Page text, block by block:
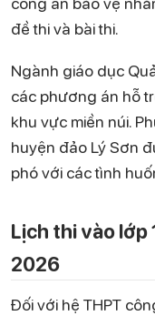
đề thi và bài thi.
Ngành giáo dục
các phương án hỗ
khu vực miền núi.
huyện đảo Lý Sơn
phó với các tình
Lịch thi vào lớp
2026
Đối với hệ THPT